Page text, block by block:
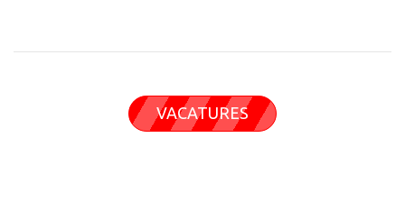
VACATURES